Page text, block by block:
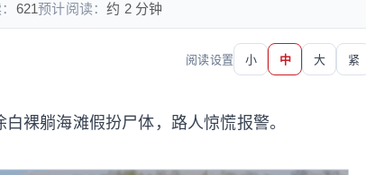
621预计阅读：约 2 分钟
阅读设置 小 中 大 紧
裸躺海滩假扮尸体，路人惊慌报警。